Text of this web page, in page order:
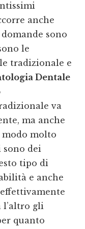
anche
sono
le
tradizionale e
Dentale
va
ma anche
modo molto
sono dei
tipo di
e anche
l’altro gli
quanto